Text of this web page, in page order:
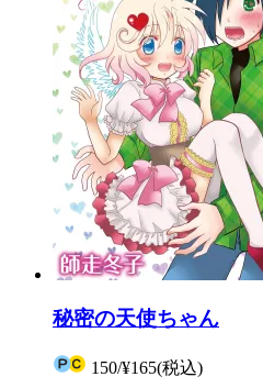
秘密の天使ちゃん
150/¥165(税込)